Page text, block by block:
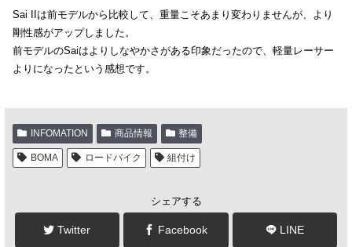
Sai IIは前モデルから比較して、重量こそあまり変わりませんが、より
剛性感がアップしました。
前モデルのSaiはよりしなやかさがある印象だったので、軽量レーサー
よりになったという感想です。
INFOMATION 商品情報 整備
BOMA ロードバイク 組付け
シェアする
Twitter Facebook LINE